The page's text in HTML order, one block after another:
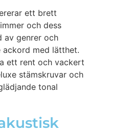
ett brett
och dess
av genrer och
ackord med lätthet.
ett rent och vackert
stämskruvar och
tonal